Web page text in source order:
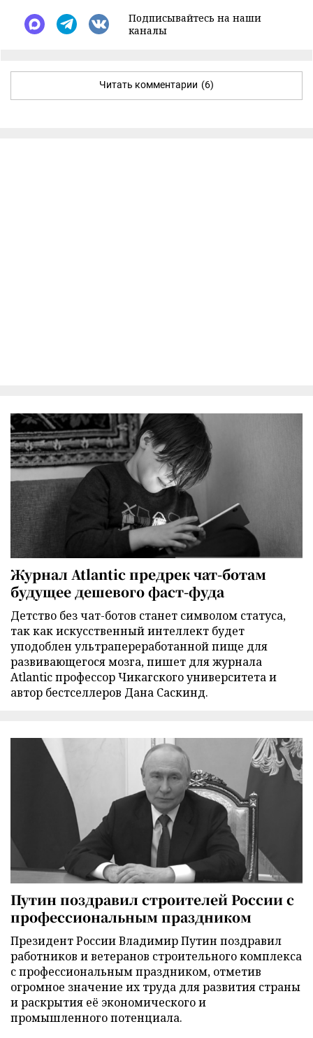
Подписывайтесь на наши
каналы
Читать комментарии (6)
Журнал Atlantic предрек чат-ботам
будущее дешевого фаст-фуда
Детство без чат-ботов станет символом статуса,
так как искусственный интеллект будет
уподоблен ультрапереработанной пище для
развивающегося мозга, пишет для журнала
Atlantic профессор Чикагского университета и
автор бестселлеров Дана Саскинд.
Путин поздравил строителей России с
профессиональным праздником
Президент России Владимир Путин поздравил
работников и ветеранов строительного комплекса
с профессиональным праздником, отметив
огромное значение их труда для развития страны
и раскрытия её экономического и
промышленного потенциала.